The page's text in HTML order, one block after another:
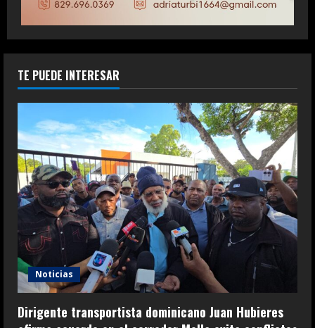
TE PUEDE INTERESAR
Noticias
Dirigente transportista dominicano Juan Hubieres